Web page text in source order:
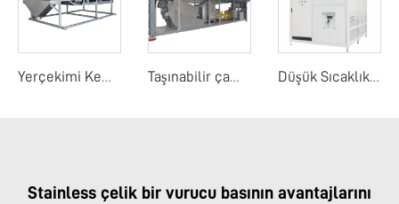
Yerçekimi Kemer Yoğunlaştırıcı Taşınabilir çamur su sıçrama sistemi Düşük Sıcaklıkta Buharlaştırma Konsantratörü
Stainless çelik bir vurucu basının avantajlarını